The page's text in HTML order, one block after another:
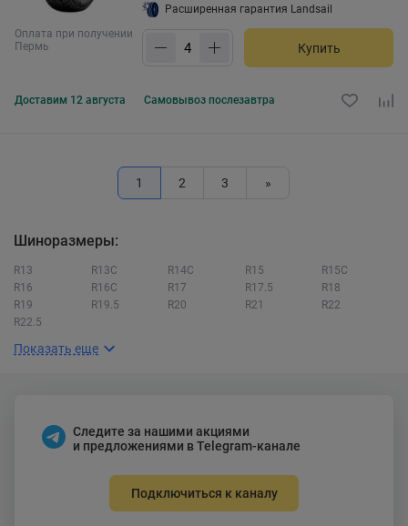
Оплата при получении
Пермь
Расширенная гарантия Landsail
Купить
Доставим 12 августа Самовывоз послезавтра
1 2 3 »
Шиноразмеры:
R13 R13C R14C R15
R15C
R16
R16C R17 R17.5
R18
R19
R19.5 R20 R21
R22
R22.5
Показать еще
Следите за нашими акциями
и предложениями в Telegram-канале
Подключиться к каналу